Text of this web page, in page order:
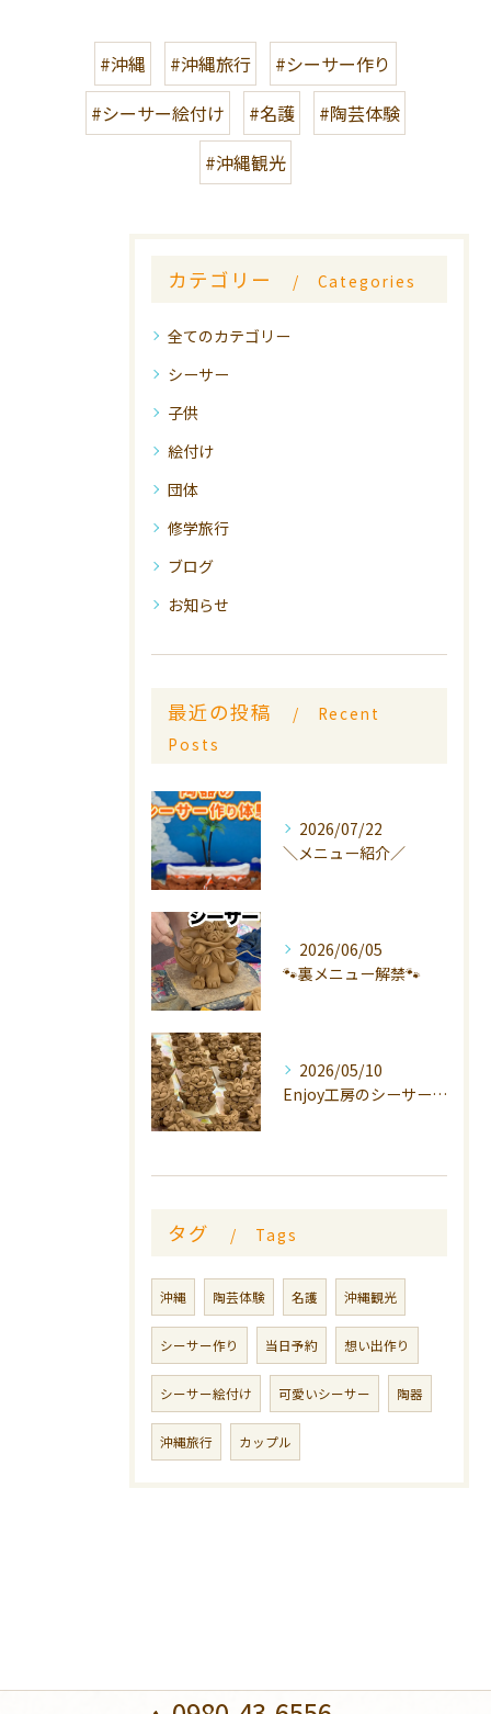
#沖縄 #沖縄旅行
#シーサー作り
#シーサー絵付け
#名護
#陶芸体験
#沖縄観光
カテゴリー Categories
全てのカテゴリー
シーサー
子供
絵付け
団体
修学旅行
ブログ
お知らせ
最近の投稿
Recent
Posts
2026/07/22
＼メニュー紹介／
2026/06/05
🐾裏メニュー解禁🐾
2026/05/10
Enjoy工房のシーサーは、
タグ Tags
沖縄 陶芸体験 名護 沖縄観光
シーサー作り 当日予約 想い出作り
シーサー絵付け 可愛いシーサー 陶器
沖縄旅行 カップル